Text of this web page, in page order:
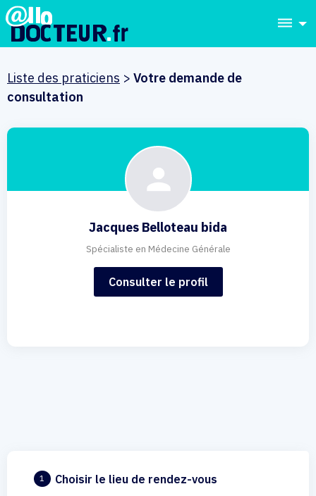
dehaze
Liste des praticiens > Votre demande de
consultation
Jacques Belloteau bida
Spécialiste en Médecine Générale
Consulter le profil
1 Choisir le lieu de rendez-vous